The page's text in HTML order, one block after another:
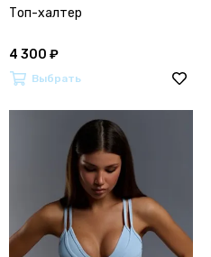
Топ-халтер
4 300 ₽
Выбрать